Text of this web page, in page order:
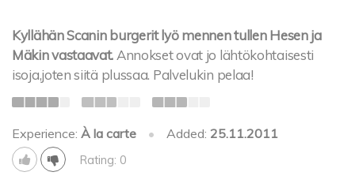
Kyllähän Scanin burgerit lyö mennen tullen Hesen ja
Mäkin vastaavat.Annokset ovat jo lähtökohtaisesti
isoja,joten siitä plussaa. Palvelukin pelaa!
Experience: À la carte • Added: 25.11.2011
Rating: 0